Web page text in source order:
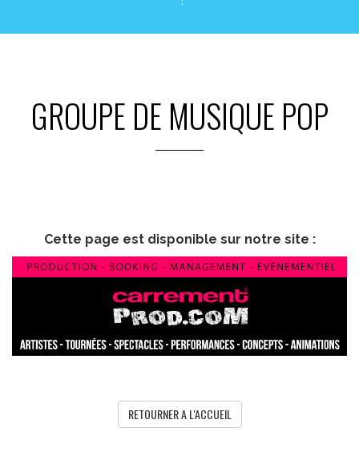
GROUPE DE MUSIQUE POP
Cette page est disponible sur notre site :
RETOURNER A L'ACCUEIL